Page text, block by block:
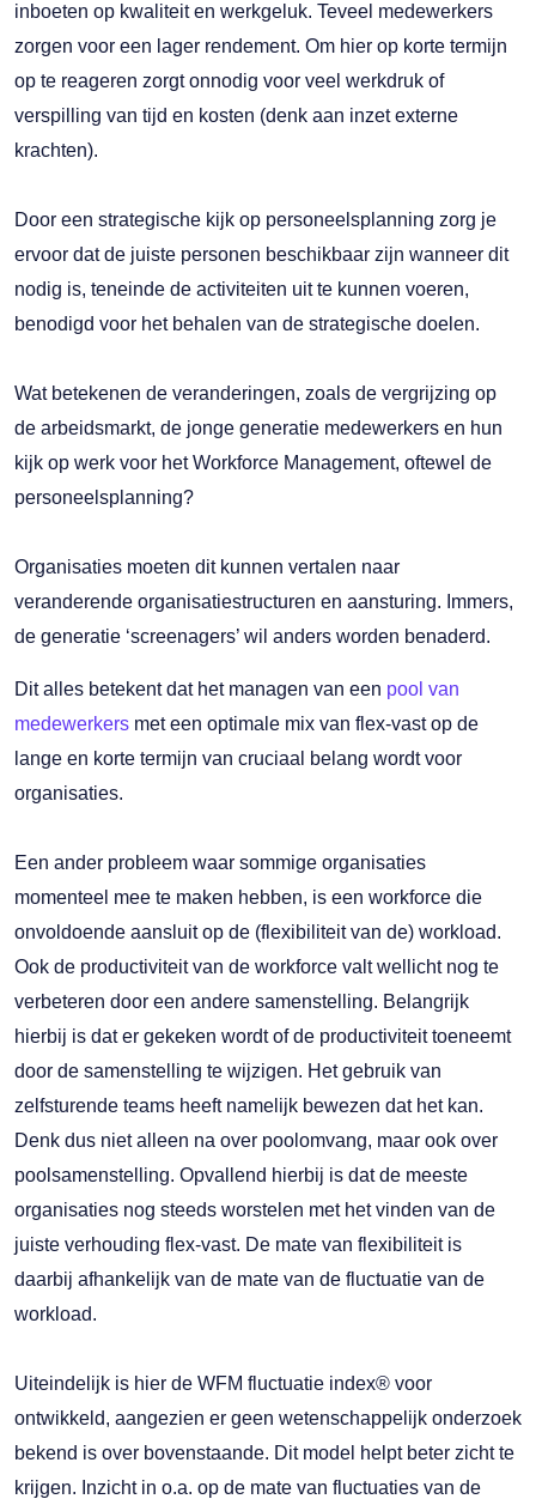
inboeten op kwaliteit en werkgeluk. Teveel medewerkers
zorgen voor een lager rendement. Om hier op korte termijn
op te reageren zorgt onnodig voor veel werkdruk of
verspilling van tijd en kosten (denk aan inzet externe
krachten).
Door een strategische kijk op personeelsplanning zorg je
ervoor dat de juiste personen beschikbaar zijn wanneer dit
nodig is, teneinde de activiteiten uit te kunnen voeren,
benodigd voor het behalen van de strategische doelen.
Wat betekenen de veranderingen, zoals de vergrijzing op
de arbeidsmarkt, de jonge generatie medewerkers en hun
kijk op werk voor het Workforce Management, oftewel de
personeelsplanning?
Organisaties moeten dit kunnen vertalen naar
veranderende organisatiestructuren en aansturing. Immers,
de generatie ‘screenagers’ wil anders worden benaderd.
Dit alles betekent dat het managen van een pool van
medewerkers met een optimale mix van flex-vast op de
lange en korte termijn van cruciaal belang wordt voor
organisaties.
Een ander probleem waar sommige organisaties
momenteel mee te maken hebben, is een workforce die
onvoldoende aansluit op de (flexibiliteit van de) workload.
Ook de productiviteit van de workforce valt wellicht nog te
verbeteren door een andere samenstelling. Belangrijk
hierbij is dat er gekeken wordt of de productiviteit toeneemt
door de samenstelling te wijzigen. Het gebruik van
zelfsturende teams heeft namelijk bewezen dat het kan.
Denk dus niet alleen na over poolomvang, maar ook over
poolsamenstelling. Opvallend hierbij is dat de meeste
organisaties nog steeds worstelen met het vinden van de
juiste verhouding flex-vast. De mate van flexibiliteit is
daarbij afhankelijk van de mate van de fluctuatie van de
workload.
Uiteindelijk is hier de WFM fluctuatie index® voor
ontwikkeld, aangezien er geen wetenschappelijk onderzoek
bekend is over bovenstaande. Dit model helpt beter zicht te
krijgen. Inzicht in o.a. op de mate van fluctuaties van de